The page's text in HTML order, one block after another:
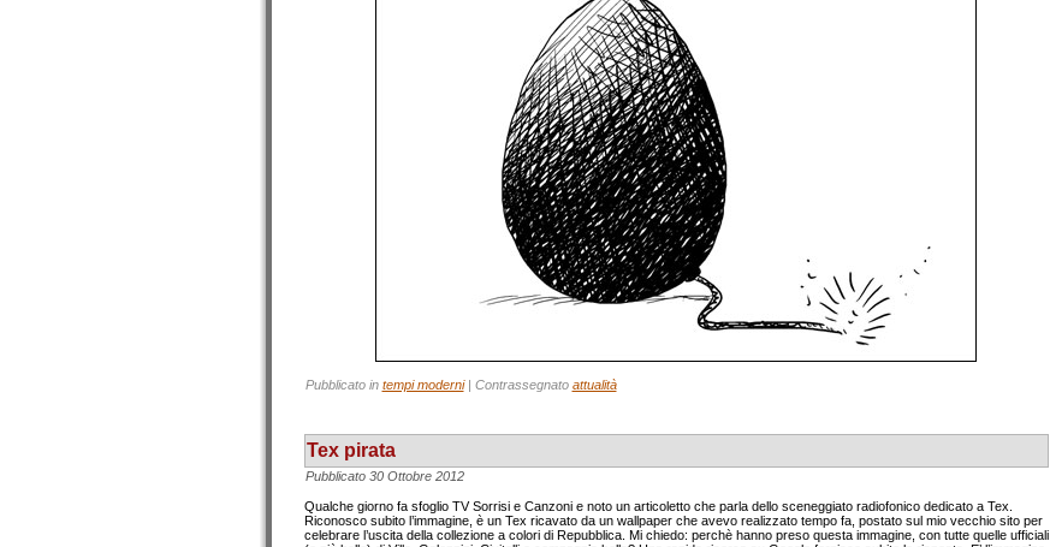
Pubblicato in tempi moderni| Contrassegnato attualità
Tex pirata
Pubblicato 30 Ottobre 2012
Qualche giorno fa sfoglio TV Sorrisi e Canzoni e noto un articoletto che parla dello sceneggiato radiofonico dedicato a Tex.
Riconosco subito l’immagine, è un Tex ricavato da un wallpaper che avevo realizzato tempo fa, postato sul mio vecchio sito per
celebrare l’uscita della collezione a colori di Repubblica. Mi chiedo: perchè hanno preso questa immagine, con tutte quelle ufficiali